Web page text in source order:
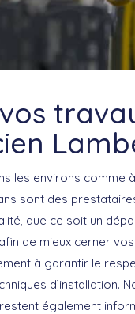
les environs comme à
sont des
que ce soit un
de mieux cerner
à garantir le
d’installation.
également